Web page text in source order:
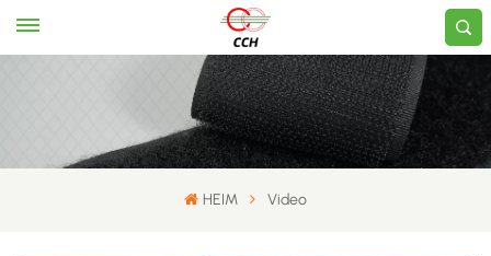
HEIM Video